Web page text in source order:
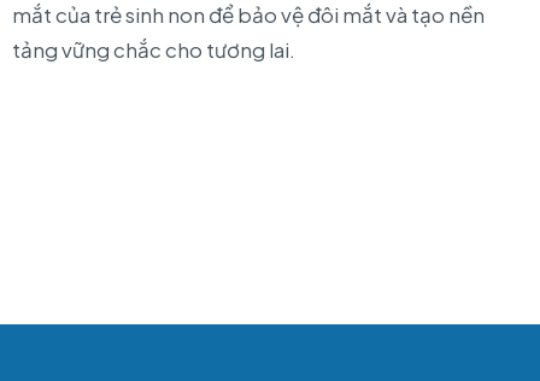
mắt của trẻ sinh non để bảo vệ đôi mắt và tạo nền
tảng vững chắc cho tương lai.